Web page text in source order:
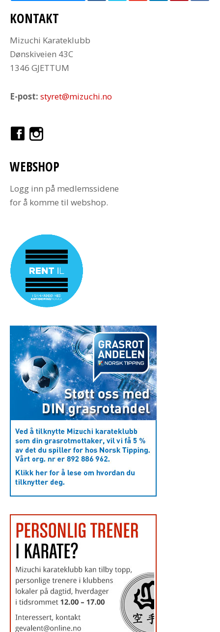
KONTAKT
Mizuchi Karateklubb
Dønskiveien 43C
1346 GJETTUM
E-post: styret@mizuchi.no
WEBSHOP
Logg inn på medlemssidene
for å komme til webshop.